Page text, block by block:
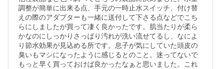
調整が簡単に出来る点、手元の一時止水スイッチ、付け替
えの際のアダプターも一緒に送付して下さる点などでこち
らにしましたが買って凄く良かったです。肌当たりが柔ら
かなのにしっかりさっぱり汚れが洗い流せてるし、なによ
り節水効果が見込める所です。息子が気にしていた頭皮の
臭いもマシになったように感じるとのこと。迷ってないで
もっと早く買っておけば良かったなぁと思いました。これ